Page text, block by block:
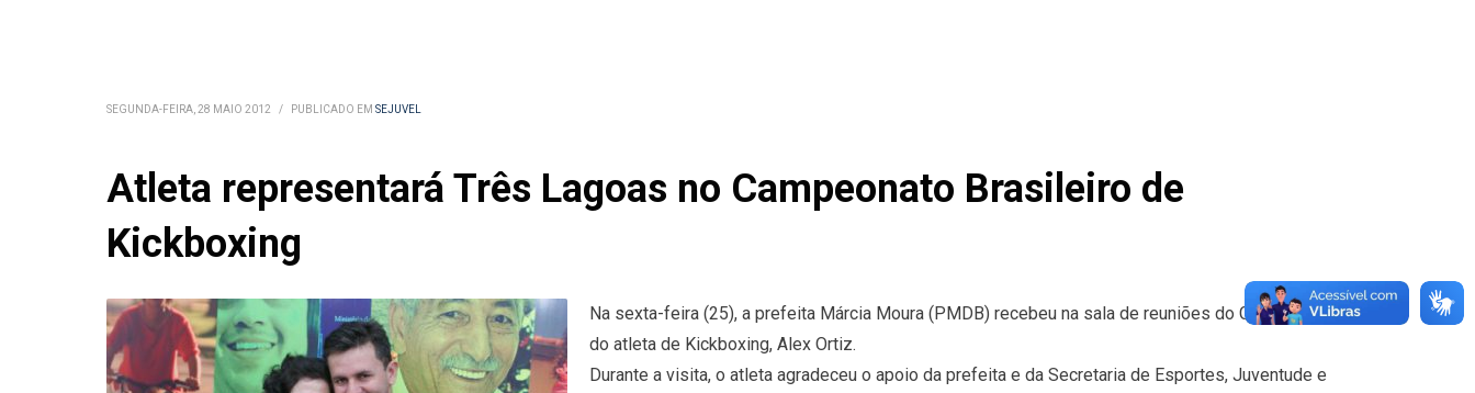
SEGUNDA-FEIRA, 28 MAIO 2012 / PUBLICADO EM SEJUVEL
Atleta representará Três Lagoas no Campeonato Brasileiro de
Kickboxing
Na sexta-feira (25), a prefeita Márcia Moura (PMDB) recebeu na sala de reuniões do Gabinete a visita
do atleta de Kickboxing, Alex Ortiz.
Durante a visita, o atleta agradeceu o apoio da prefeita e da Secretaria de Esportes, Juventude e